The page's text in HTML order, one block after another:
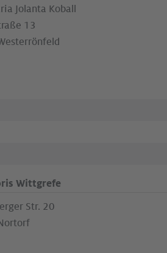
Jolanta Koball
13
Wittgrefe
Str. 20